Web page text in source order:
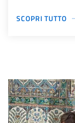
SCOPRI TUTTO